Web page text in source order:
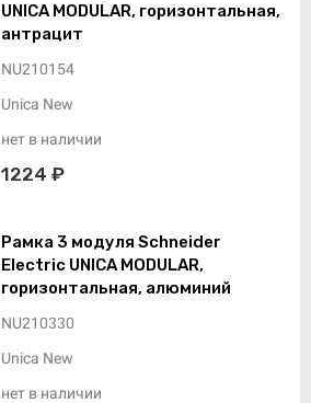
UNICA MODULAR, горизонтальная,
антрацит
NU210154
Unica New
нет в наличии
1224 ₽
Рамка 3 модуля Schneider
Electric UNICA MODULAR,
горизонтальная, алюминий
NU210330
Unica New
нет в наличии